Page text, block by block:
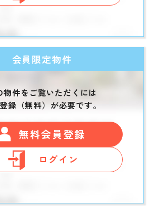
会員限定物件
物件をご覧いただくには
録（無料）が必要です。
無料会員登録
ログイン